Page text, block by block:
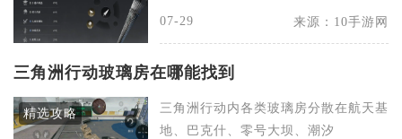
07-29 来源：10手游网
三角洲行动玻璃房在哪能找到
精选攻略
三角洲行动内各类玻璃房分散在航天基
地、巴克什、零号大坝、潮汐